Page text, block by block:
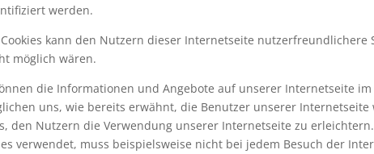
werden.
kann den Nutzern dieser Internetseite nutzerfreundlichere
möglich wären.
die Informationen und Angebote auf unserer Internetseite
uns, wie bereits erwähnt, die Benutzer unserer
den Nutzern die Verwendung unserer Internetseite zu
verwendet, muss beispielsweise nicht bei jedem Besuch der